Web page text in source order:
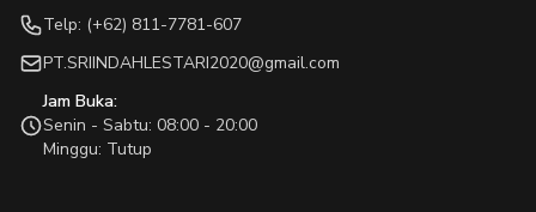
Telp: (+62) 811-7781-607
PT.SRIINDAHLESTARI2020@gmail.com
Jam Buka:
Senin - Sabtu: 08:00 - 20:00
Minggu: Tutup